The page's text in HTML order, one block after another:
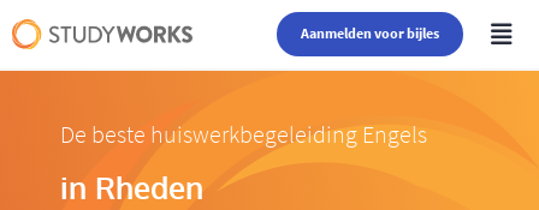
Aanmelden voor bijles
De beste huiswerkbegeleiding Engels
in Rheden